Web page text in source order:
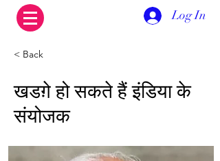
Log In
< Back
खडग़े हो सकते हैं इंडिया के
संयोजक